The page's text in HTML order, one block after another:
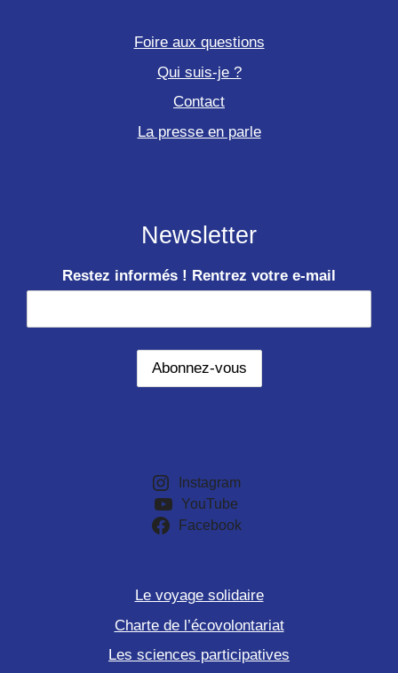
Foire aux questions
Qui suis-je ?
Contact
La presse en parle
Newsletter
Restez informés ! Rentrez votre e-mail
Instagram
YouTube
Facebook
Le voyage solidaire
Charte de l’écovolontariat
Les sciences participatives